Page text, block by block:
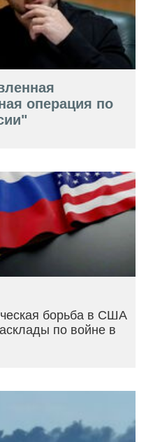
операция по
борьба в США
по войне в